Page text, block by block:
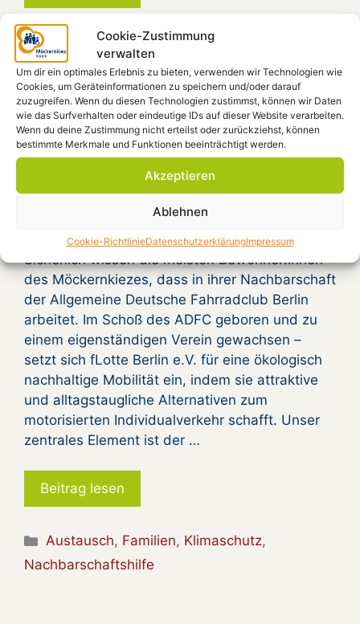
Cookie-Zustimmung
verwalten
Um dir ein optimales Erlebnis zu bieten, verwenden wir Technologien wie
Cookies, um Geräteinformationen zu speichern und/oder darauf
zuzugreifen. Wenn du diesen Technologien zustimmst, können wir Daten
wie das Surfverhalten oder eindeutige IDs auf dieser Website verarbeiten.
Wenn du deine Zustimmung nicht erteilst oder zurückziehst, können
bestimmte Merkmale und Funktionen beeinträchtigt werden.
Akzeptieren
Ablehnen
Cookie-RichtlinieDatenschutzerklärungImpressum
Kategorien
Austausch,Klimaschutz,Technik
Wissenschaft
fLotte Berlin e.V. stellt
Nachbarschaft vor..
Sicherlich wissen die meisten Bewohner:innen
des Möckernkiezes, dass in ihrer Nachbarschaft
der Allgemeine Deutsche Fahrradclub Berlin
arbeitet. Im Schoß des ADFC geboren und zu
einem eigenständigen Verein gewachsen –
setzt sich fLotte Berlin e.V. für eine ökologisch
nachhaltige Mobilität ein, indem sie attraktive
und alltagstaugliche Alternativen zum
motorisierten Individualverkehr schafft. Unser
zentrales Element ist der …
Beitrag lesen
Kategorien
Austausch, Familien, Klimaschutz,
Nachbarschaftshilfe